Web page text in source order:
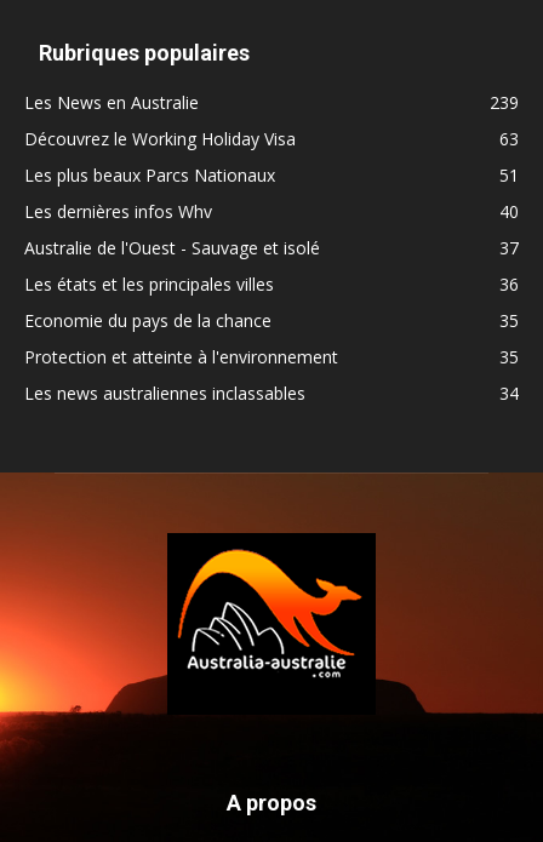
Rubriques populaires
Les News en Australie
239
Découvrez le Working Holiday Visa
63
Les plus beaux Parcs Nationaux
51
Les dernières infos Whv
40
Australie de l'Ouest - Sauvage et isolé
37
Les états et les principales villes
36
Economie du pays de la chance
35
Protection et atteinte à l'environnement
35
Les news australiennes inclassables
34
A propos